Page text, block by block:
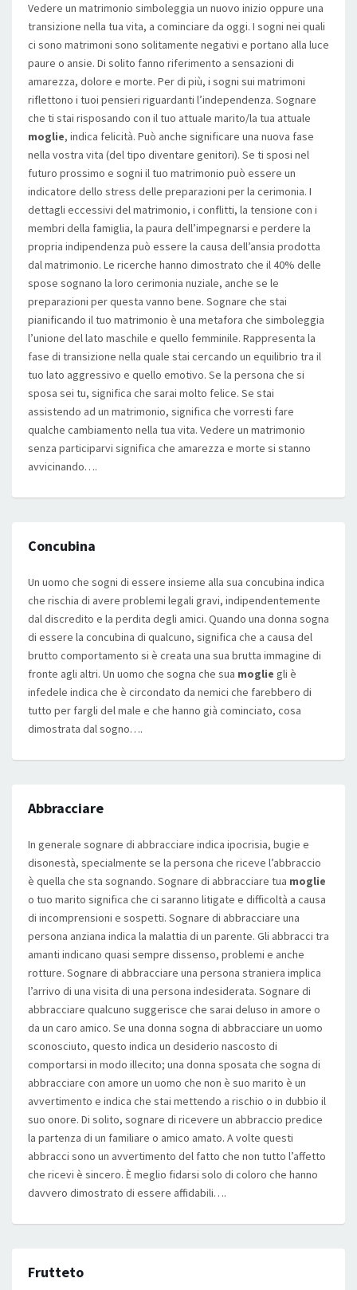
Vedere un matrimonio simboleggia un nuovo inizio oppure una
transizione nella tua vita, a cominciare da oggi. I sogni nei quali
ci sono matrimoni sono solitamente negativi e portano alla luce
paure o ansie. Di solito fanno riferimento a sensazioni di
amarezza, dolore e morte. Per di più, i sogni sui matrimoni
riflettono i tuoi pensieri riguardanti l’independenza. Sognare
che ti stai risposando con il tuo attuale marito/la tua attuale
moglie, indica felicità. Può anche significare una nuova fase
nella vostra vita (del tipo diventare genitori). Se ti sposi nel
futuro prossimo e sogni il tuo matrimonio può essere un
indicatore dello stress delle preparazioni per la cerimonia. I
dettagli eccessivi del matrimonio, i conflitti, la tensione con i
membri della famiglia, la paura dell’impegnarsi e perdere la
propria indipendenza può essere la causa dell’ansia prodotta
dal matrimonio. Le ricerche hanno dimostrato che il 40% delle
spose sognano la loro cerimonia nuziale, anche se le
preparazioni per questa vanno bene. Sognare che stai
pianificando il tuo matrimonio è una metafora che simboleggia
l’unione del lato maschile e quello femminile. Rappresenta la
fase di transizione nella quale stai cercando un equilibrio tra il
tuo lato aggressivo e quello emotivo. Se la persona che si
sposa sei tu, significa che sarai molto felice. Se stai
assistendo ad un matrimonio, significa che vorresti fare
qualche cambiamento nella tua vita. Vedere un matrimonio
senza participarvi significa che amarezza e morte si stanno
avvicinando….
Concubina
Un uomo che sogni di essere insieme alla sua concubina indica
che rischia di avere problemi legali gravi, indipendentemente
dal discredito e la perdita degli amici. Quando una donna sogna
di essere la concubina di qualcuno, significa che a causa del
brutto comportamento si è creata una sua brutta immagine di
fronte agli altri. Un uomo che sogna che sua moglie gli è
infedele indica che è circondato da nemici che farebbero di
tutto per fargli del male e che hanno già cominciato, cosa
dimostrata dal sogno….
Abbracciare
In generale sognare di abbracciare indica ipocrisia, bugie e
disonestà, specialmente se la persona che riceve l’abbraccio
è quella che sta sognando. Sognare di abbracciare tua moglie
o tuo marito significa che ci saranno litigate e difficoltà a causa
di incomprensioni e sospetti. Sognare di abbracciare una
persona anziana indica la malattia di un parente. Gli abbracci tra
amanti indicano quasi sempre dissenso, problemi e anche
rotture. Sognare di abbracciare una persona straniera implica
l’arrivo di una visita di una persona indesiderata. Sognare di
abbracciare qualcuno suggerisce che sarai deluso in amore o
da un caro amico. Se una donna sogna di abbracciare un uomo
sconosciuto, questo indica un desiderio nascosto di
comportarsi in modo illecito; una donna sposata che sogna di
abbracciare con amore un uomo che non è suo marito è un
avvertimento e indica che stai mettendo a rischio o in dubbio il
suo onore. Di solito, sognare di ricevere un abbraccio predice
la partenza di un familiare o amico amato. A volte questi
abbracci sono un avvertimento del fatto che non tutto l’affetto
che ricevi è sincero. È meglio fidarsi solo di coloro che hanno
davvero dimostrato di essere affidabili….
Frutteto